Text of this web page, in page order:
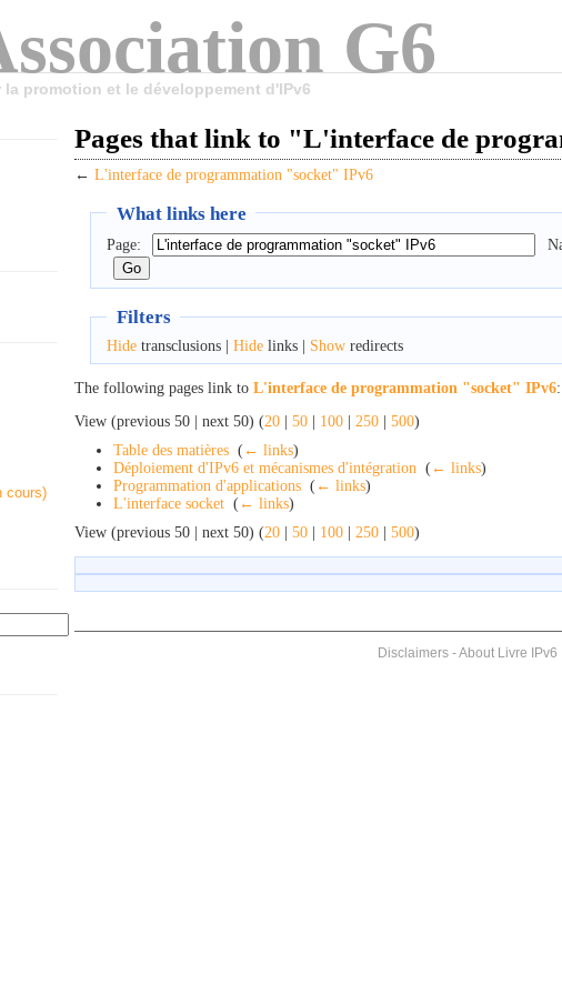
G6
la promotion et le développement d'IPv6
Pages that link to "L'interface de
← L'interface de programmation "socket" IPv6
What links here
Page:
Filters
Hidetransclusions | Hidelinks | Showredirects
The following pages link to L'interface de programmation "socket" IPv6:
View (previous 50 | next 50) (20 | 50 | 100 | 250 | 500)
Table des matières ( ← links)
Déploiement d'IPv6 et mécanismes d'intégration ( ← links)
Programmation d'applications ( ← links)
L'interface socket ( ← links)
View (previous 50 | next 50) (20 | 50 | 100 | 250 | 500)
cours)
Disclaimers-About Livre IPv6